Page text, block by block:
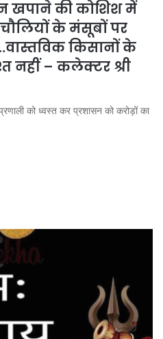
खपाने की कोशिश में
के मंसूबों पर
किसानों के
नहीं – कलेक्टर श्री
को ध्वस्त कर प्रशासन को करोड़ों का